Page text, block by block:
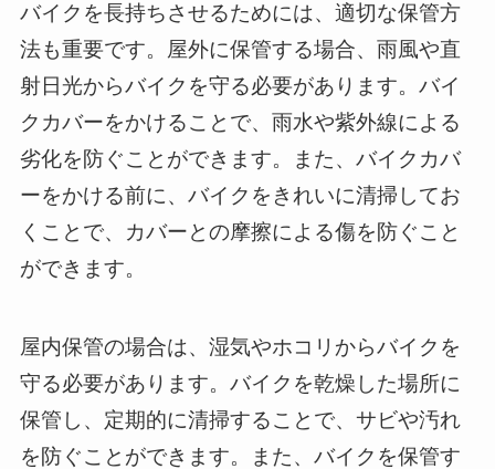
バイクを長持ちさせるためには、適切な保管方
法も重要です。屋外に保管する場合、雨風や直
射日光からバイクを守る必要があります。バイ
クカバーをかけることで、雨水や紫外線による
劣化を防ぐことができます。また、バイクカバ
ーをかける前に、バイクをきれいに清掃してお
くことで、カバーとの摩擦による傷を防ぐこと
ができます。
屋内保管の場合は、湿気やホコリからバイクを
守る必要があります。バイクを乾燥した場所に
保管し、定期的に清掃することで、サビや汚れ
を防ぐことができます。また、バイクを保管す